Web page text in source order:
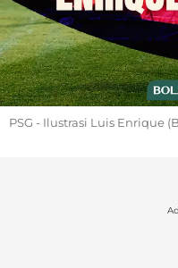
PSG - Ilustrasi Luis Enrique